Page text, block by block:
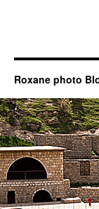
Roxane photo